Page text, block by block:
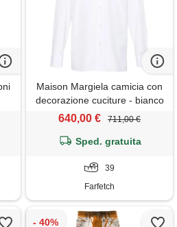
Maison Margiela camicia con
decorazione cuciture - bianco
640,00 € 711,00 €
Sped. gratuita
39
Farfetch